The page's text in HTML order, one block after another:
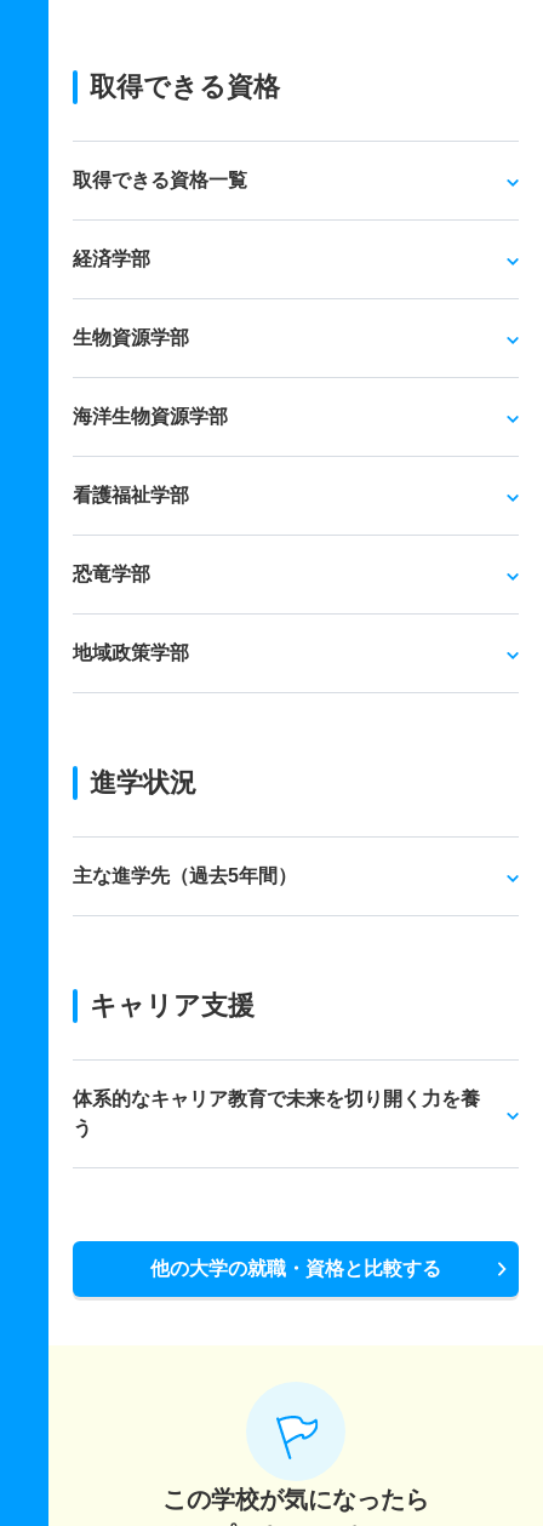
取得できる資格
取得できる資格一覧
経済学部
生物資源学部
海洋生物資源学部
看護福祉学部
恐竜学部
地域政策学部
進学状況
主な進学先（過去5年間）
キャリア支援
体系的なキャリア教育で未来を切り開く力を養
う
他の大学の就職・資格と比較する
この学校が気になったら